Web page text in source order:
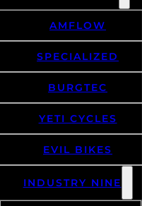
AMFLOW
SPECIALIZED
BURGTEC
YETI CYCLES
EVIL BIKES
INDUSTRY NINE
1/1